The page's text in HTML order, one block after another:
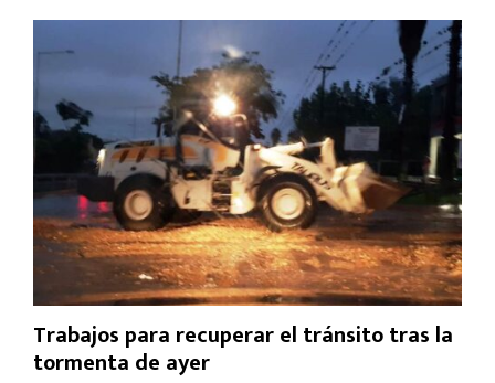
Trabajos para recuperar el tránsito tras la
tormenta de ayer